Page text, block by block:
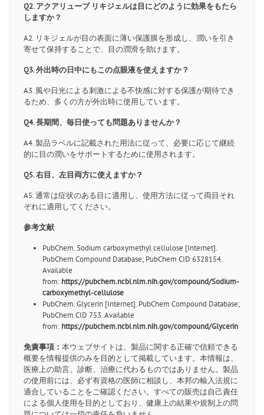
Q2. アクアリューブ リキジェルは目にどのように効果をもたら
しますか？
A2. リキジェルが目の表面に薄い保護膜を形成し、潤いを引き
寄せて保持することで、目の潤滑を助けます。
Q3. 外出時の日中にもこの点眼液を使えますか？
A3. 風や日光による刺激による不快感に対する保護が期待でき
るため、多くの方が外出時に使用しています。
Q4. 長期間、毎日使っても問題ありませんか？
A4. 製品ラベルに記載された用法に従って、必要に応じて継続
的に目の潤いをサポートするために使用されます。
Q5. 右目、左目両方に使えますか？
A5. 通常は症状のある目に適用し、使用方法に従って両目それ
ぞれに適用してください。
参考文献
PubChem. Sodium carboxymethyl cellulose [Internet].
PubChem Compound Database; PubChem CID 6328154.
Available
from: https://pubchem.ncbi.nlm.nih.gov/compound/Sodium-
carboxymethyl-cellulose
PubChem. Glycerin [Internet]. PubChem Compound Database;
PubChem CID 753. Available
from: https://pubchem.ncbi.nlm.nih.gov/compound/Glycerin
免責事項： 本ウェブサイトは、製品に関する正確で信頼できる
概要を情報提供のみを目的として掲載しています。本情報は、
医療上の助言、診断、治療に代わるものではありません。製品
の使用前には、必ず有資格の医師に相談し、本邦の輸入法規に
適合していることをご確認ください。すべての販売は自己責任
による個人使用を目的としており、健康上の結果や規制上の問